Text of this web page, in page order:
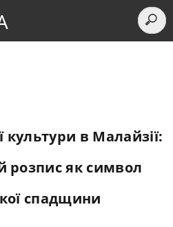
культури в Малайзії:
розпис як символ
спадщини